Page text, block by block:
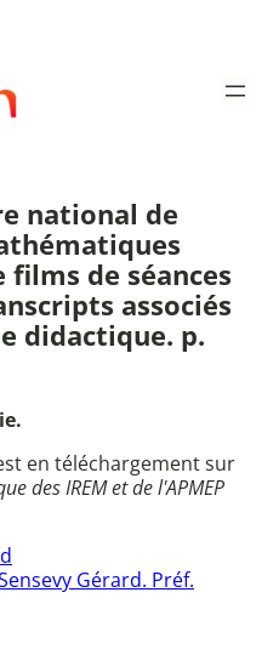
national de
films de séances
associés
didactique. p.
en téléchargement sur
des IREM et de l'APMEP
Gérard. Préf.